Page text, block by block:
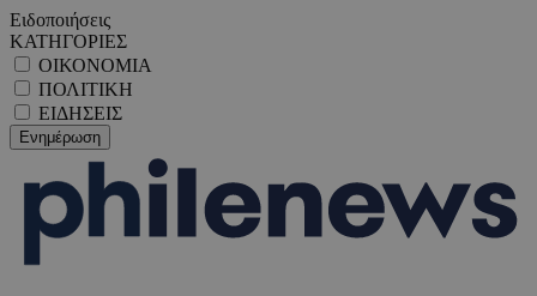
Ειδοποιήσεις
ΚΑΤΗΓΟΡΙΕΣ
ΟΙΚΟΝΟΜΙΑ
ΠΟΛΙΤΙΚΗ
ΕΙΔΗΣΕΙΣ